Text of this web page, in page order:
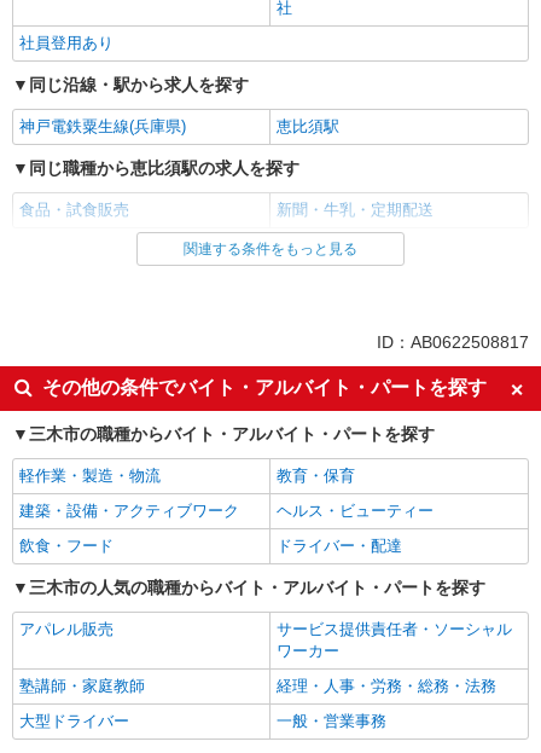
社
社員登用あり
同じ沿線・駅から求人を探す
神戸電鉄粟生線(兵庫県) 恵比須駅
同じ職種から恵比須駅の求人を探す
食品・試食販売 新聞・牛乳・定期配送
同じ雇用形態から恵比須駅の求人を探す
未経験歓迎
ミドル（40代～）活躍中
エルダー（50代～）活躍中
シニア（60代～）活躍中
ボーナス・賞与あり
昇給あり
土日祝休み
上場企業・上場企業のグループ会
社
社員登用あり
同じ職種から求人を探す
販売・接客サービス
ドライバー・配達
同じ特徴から求人を探す
関連する条件をもっと見る
ID：AB0622508817
その他の条件でバイト・アルバイト・パートを探す
三木市の職種からバイト・アルバイト・パートを探す
軽作業・製造・物流
教育・保育
建築・設備・アクティブワーク
ヘルス・ビューティー
飲食・フード
ドライバー・配達
三木市の人気の職種からバイト・アルバイト・パートを探す
アパレル販売
サービス提供責任者・ソーシャル
ワーカー
塾講師・家庭教師
経理・人事・労務・総務・法務
大型ドライバー
一般・営業事務